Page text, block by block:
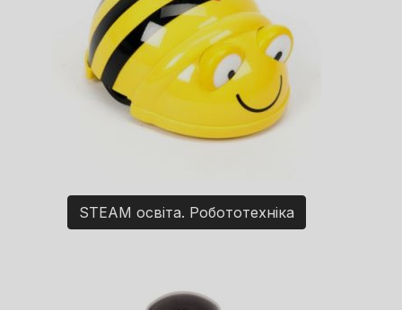
STEAM освіта. Робототехніка